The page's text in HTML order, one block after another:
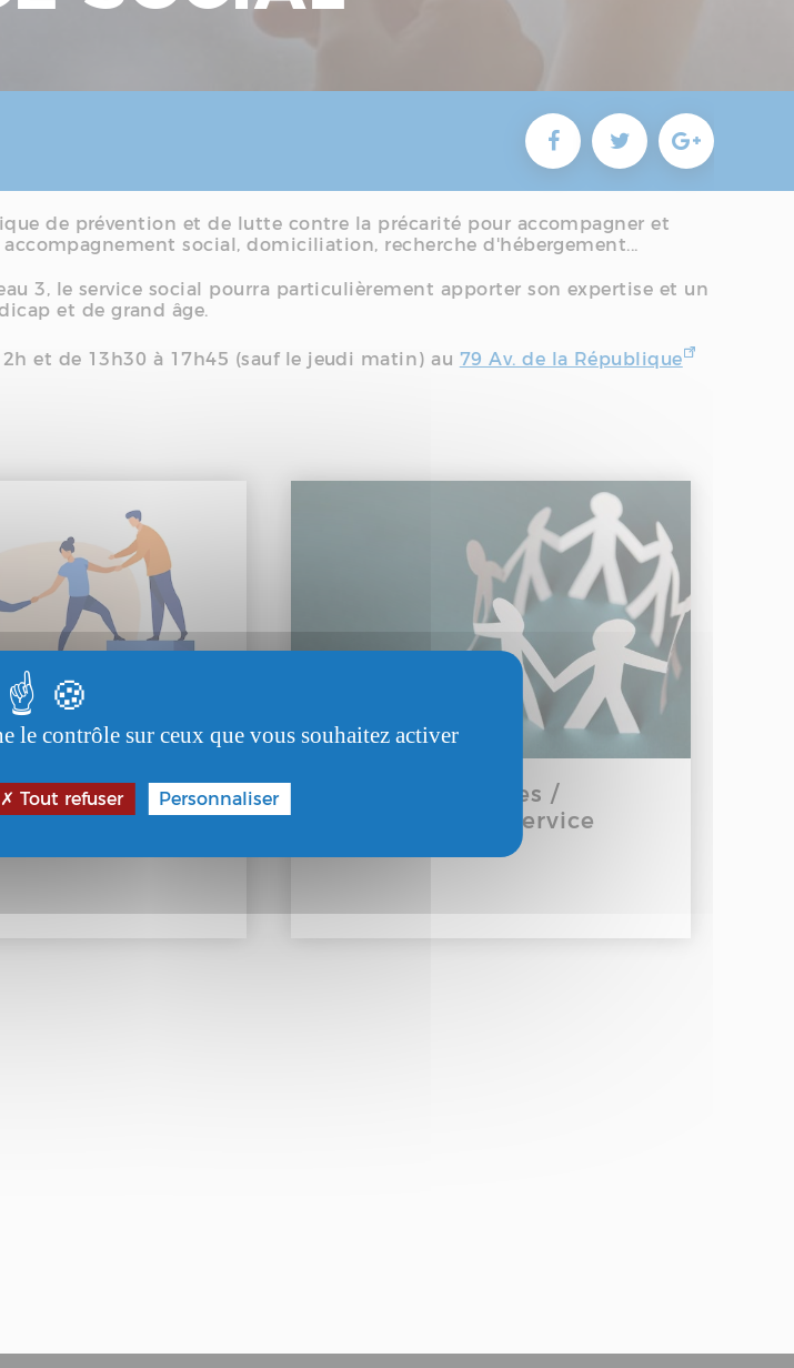
de prévention et de lutte contre la précarité pour accompagner et
social, domiciliation, recherche d'hébergement...
3, le service social pourra particulièrement apporter son expertise et un
et de grand âge.
et de 13h30 à 17h45 (sauf le jeudi matin) au 79 Av. de la République
social
Actions collectives /
évènements du service
le contrôle sur ceux que vous souhaitez activer
Tout refuser Personnaliser